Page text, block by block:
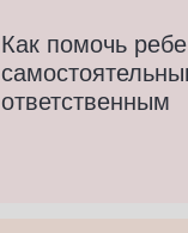
Как помочь
ответственным